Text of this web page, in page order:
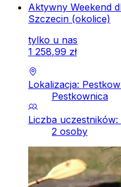
Aktywny Weekend
Szczecin (okolice)
tylko u nas
1 258,99 zł
Lokalizacja:
Pestkownica
Liczba
2 osoby